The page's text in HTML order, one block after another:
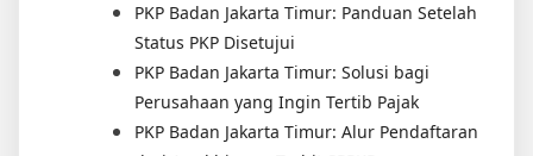
PKP Badan Jakarta Timur: Panduan Setelah
Status PKP Disetujui
PKP Badan Jakarta Timur: Solusi bagi
Perusahaan yang Ingin Tertib Pajak
PKP Badan Jakarta Timur: Alur Pendaftaran